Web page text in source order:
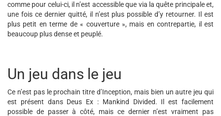
comme pour celui-ci, il n’est accessible que via la quête principale et,
une fois ce dernier quitté, il n’est plus possible d’y retourner. Il est
plus petit en terme de « couverture », mais en contrepartie, il est
beaucoup plus dense et peuplé.
Un jeu dans le jeu
Ce n’est pas le prochain titre d’Inception, mais bien un autre jeu qui
est présent dans Deus Ex : Mankind Divided. Il est facilement
possible de passer à côté, mais ce dernier n’est vraiment pas